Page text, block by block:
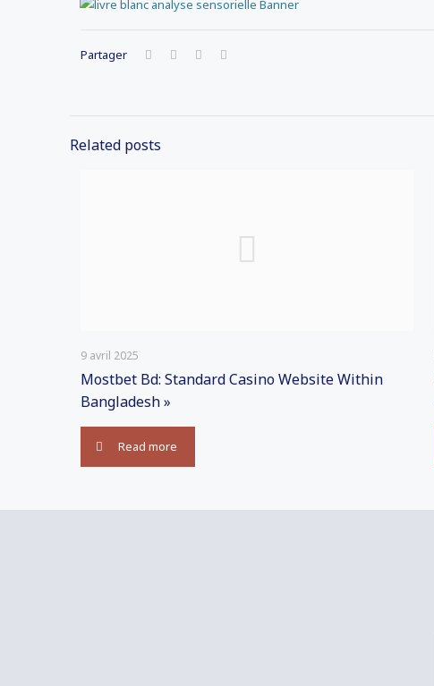
Partager
Related posts
9 avril 2025
Mostbet Bd: Standard Casino Website Within
Bangladesh »
Read more